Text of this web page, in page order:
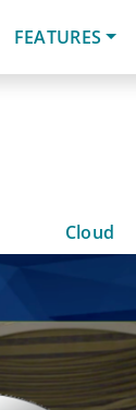
FEATURES
Cloud